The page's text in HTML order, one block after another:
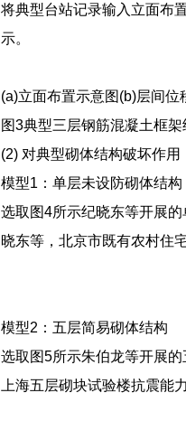
将典型台站记录输入立面布
示。
(a)立面布置示意图(b)层间位
图3典型三层钢筋混凝土框架
(2) 对典型砌体结构破坏作用
模型1：单层未设防砌体结构
选取图4所示纪晓东等开展
晓东等，北京市既有农村住
模型2：五层简易砌体结构
选取图5所示朱伯龙等开展
上海五层砌块试验楼抗震能